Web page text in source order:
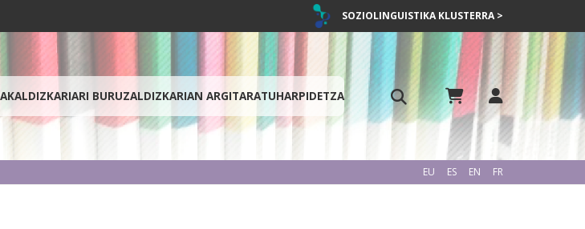
SOZIOLINGUISTIKA KLUSTERRA >
ALDIZKARIARI BURUZALDIZKARIAN ARGITARATUHARPIDETZA
EU ES EN FR